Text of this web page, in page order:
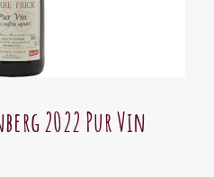
2022 Pur Vin